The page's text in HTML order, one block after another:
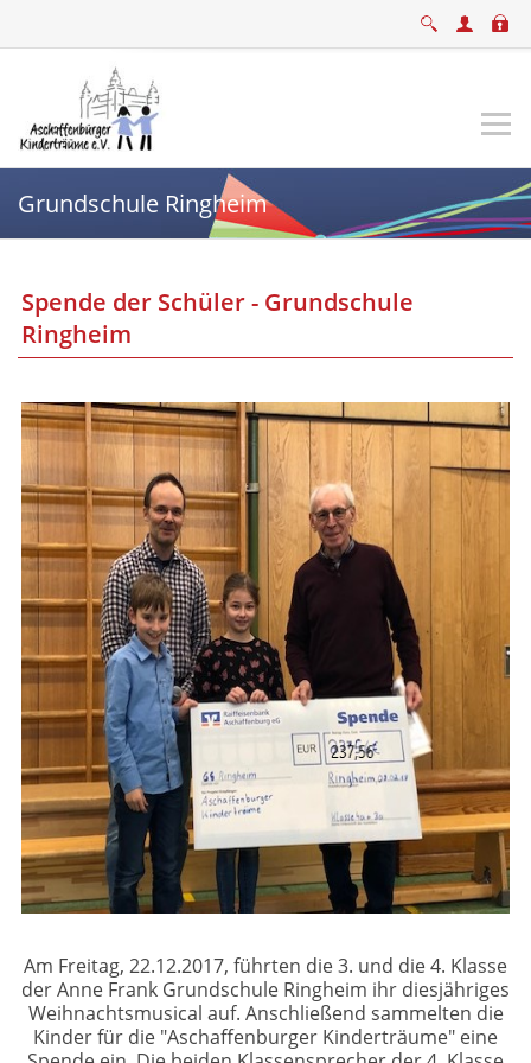
Grundschule Ringheim
Spende der Schüler - Grundschule
Ringheim
Am Freitag, 22.12.2017, führten die 3. und die 4. Klasse
der Anne Frank Grundschule Ringheim ihr diesjähriges
Weihnachtsmusical auf. Anschließend sammelten die
Kinder für die "Aschaffenburger Kinderträume" eine